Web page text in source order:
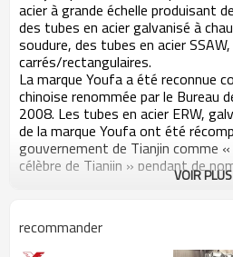
acier à grande échelle produisant
des tubes en acier galvanisé à
soudure, des tubes en acier
carrés/rectangulaires.
La marque Youfa a été reconnue
chinoise renommée par le Bureau
2008. Les tubes en acier ERW,
de la marque Youfa ont été
gouvernement de Tianjin comme
célèbre de Tianjin » pendant de
consécutives. Pendant six années
chinoises du même secteur et
fabricants chinois. En 2012, le
375e parmi les 500 premières
VOIR PLUS
recommander